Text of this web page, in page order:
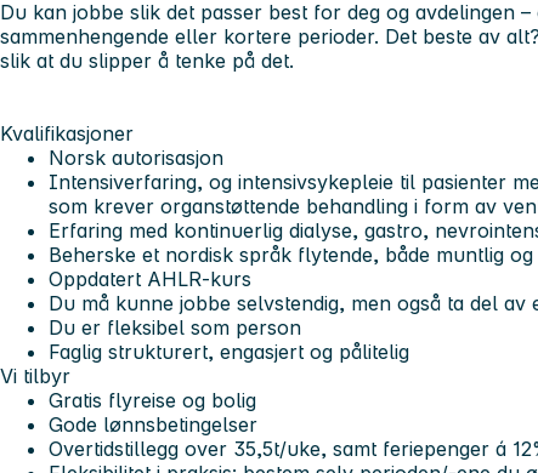
Du kan jobbe slik det passer best for deg og avdelingen
sammenhengende eller kortere perioder. Det beste av
slik at du slipper å tenke på det.
Kvalifikasjoner
Norsk autorisasjon
Intensiverfaring, og intensivsykepleie til pasienter
som krever organstøttende behandling i form av
Erfaring med kontinuerlig dialyse, gastro,
Beherske et nordisk språk flytende, både muntlig
Oppdatert AHLR-kurs
Du må kunne jobbe selvstendig, men også ta del av
Du er fleksibel som person
Faglig strukturert, engasjert og pålitelig
Vi tilbyr
Gratis flyreise og bolig
Gode lønnsbetingelser
Overtidstillegg over 35,5t/uke, samt feriepenger á